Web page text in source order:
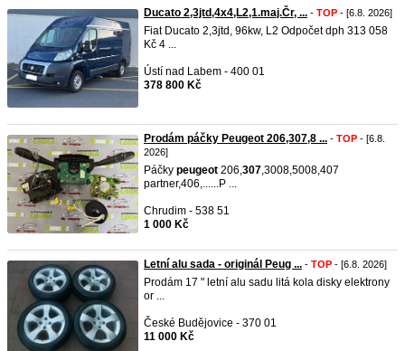
Ducato 2,3jtd,4x4,L2,1.maj.Čr, ... - TOP - [6.8. 2026]
Fiat Ducato 2,3jtd, 96kw, L2 Odpočet dph 313 058
Kč 4 ...
Ústí nad Labem - 400 01
378 800 Kč
Prodám páčky Peugeot 206,307,8 ... - TOP - [6.8.
2026]
Páčky peugeot 206,307,3008,5008,407
partner,406,......P ...
Chrudim - 538 51
1 000 Kč
Letní alu sada - originál Peug ... - TOP - [6.8. 2026]
Prodám 17 " letní alu sadu litá kola disky elektrony
or ...
České Budějovice - 370 01
11 000 Kč